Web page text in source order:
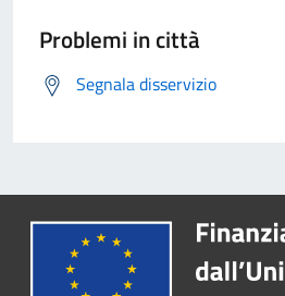
Problemi in città
Segnala disservizio